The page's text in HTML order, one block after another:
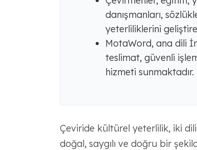
danışmanları,
yeterliliklerini
MotaWord, ana dili
teslimat, güvenli
hizmeti sunmaktadır.
Çeviride kültürel yeterlilik, iki
doğal, saygılı ve doğru bir